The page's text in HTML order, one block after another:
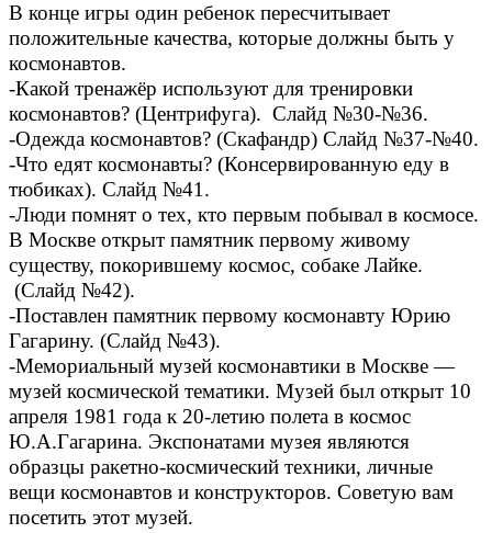
В конце игры один ребенок пересчитывает
положительные качества, которые должны быть у
космонавтов.
-Какой тренажёр используют для тренировки
космонавтов? (Центрифуга). Слайд №30-№36.
-Одежда космонавтов? (Скафандр) Слайд №37-№40.
-Что едят космонавты? (Консервированную еду в
тюбиках). Слайд №41.
-Люди помнят о тех, кто первым побывал в космосе.
В Москве открыт памятник первому живому
существу, покорившему космос, собаке Лайке.
(Слайд №42).
-Поставлен памятник первому космонавту Юрию
Гагарину. (Слайд №43).
-Мемориальный музей космонавтики в Москве —
музей космической тематики. Музей был открыт 10
апреля 1981 года к 20-летию полета в космос
Ю.А.Гагарина. Экспонатами музея являются
образцы ракетно-космический техники, личные
вещи космонавтов и конструкторов. Советую вам
посетить этот музей.